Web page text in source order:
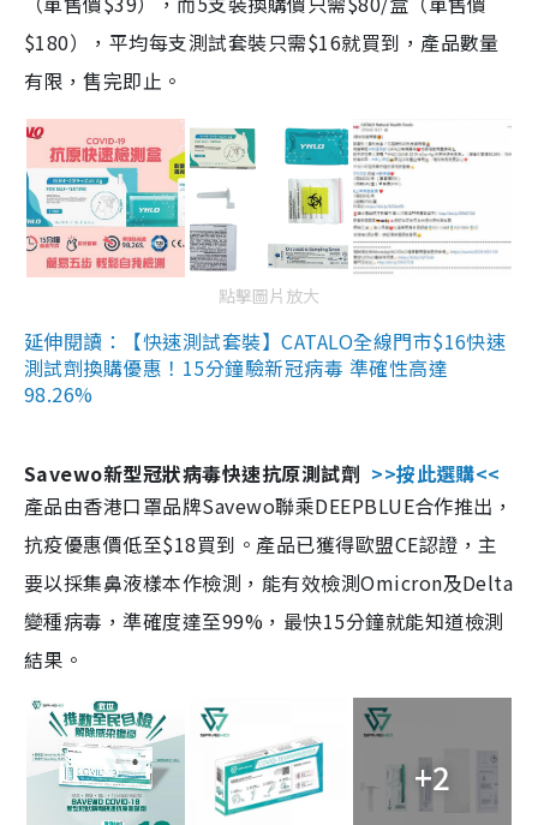
$180），平均每支測試套裝只需$16就買到，產品數量
有限，售完即止。
點擊圖片放大
延伸閱讀：【快速測試套裝】CATALO全線門市$16快速
測試劑換購優惠！15分鐘驗新冠病毒 準確性高達
98.26%
Savewo新型冠狀病毒快速抗原測試劑 >>按此選購<<
產品由香港口罩品牌Savewo聯乘DEEPBLUE合作推出，
抗疫優惠價低至$18買到。產品已獲得歐盟CE認證，主
要以採集鼻液樣本作檢測，能有效檢測Omicron及Delta
變種病毒，準確度達至99%，最快15分鐘就能知道檢測
結果。
+2